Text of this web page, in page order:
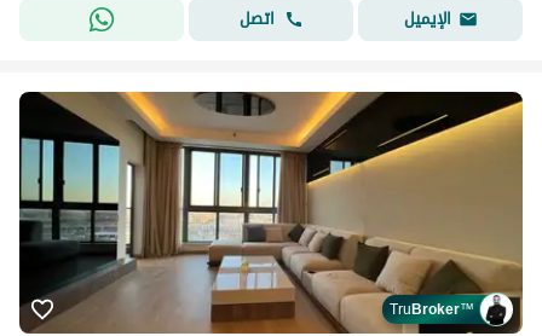
الإيميل
اتصل
TruBroker™